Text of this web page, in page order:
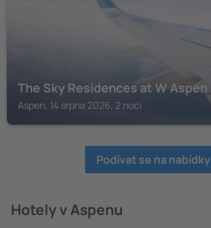
The Sky Residences at W Aspen
Aspen, 14 srpna 2026, 2 noci
Podívat se na nabídky
Hotely v Aspenu